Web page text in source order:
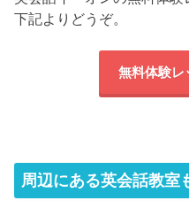
下記よりどうぞ。
無料体験レ
周辺にある英会話教室